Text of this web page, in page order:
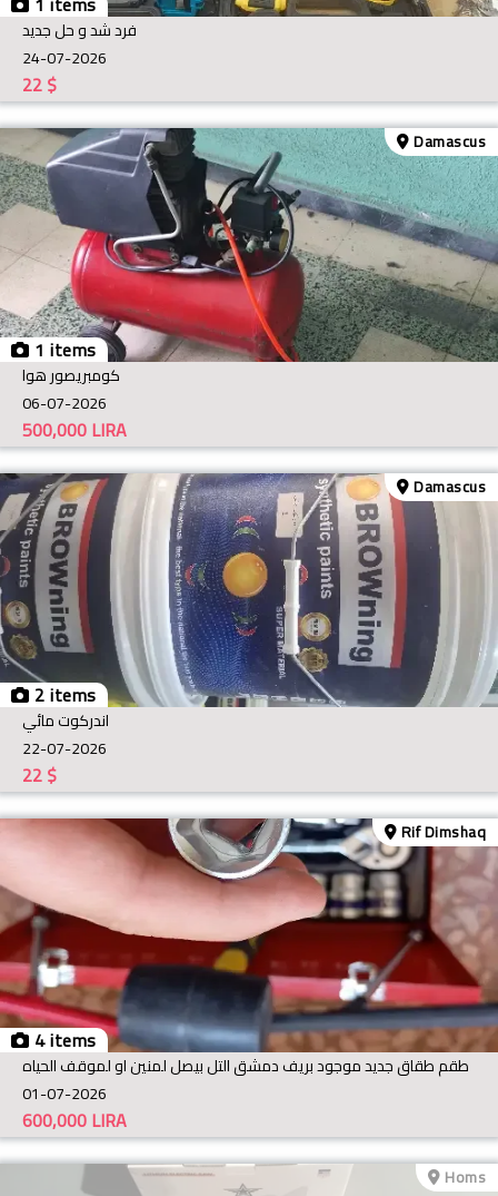
فرد شد و حل جديد
24-07-2026
$
22
1 items
Damascus
كومبريصور هوا
06-07-2026
LIRA
500,000
2 items
Damascus
اندركوت مائي
22-07-2026
$
22
4 items
Rif Dimshaq
طقم طقاق جديد موجود بريف دمشق التل بيصل لمنين او لموقف الحياه
01-07-2026
LIRA
600,000
Homs